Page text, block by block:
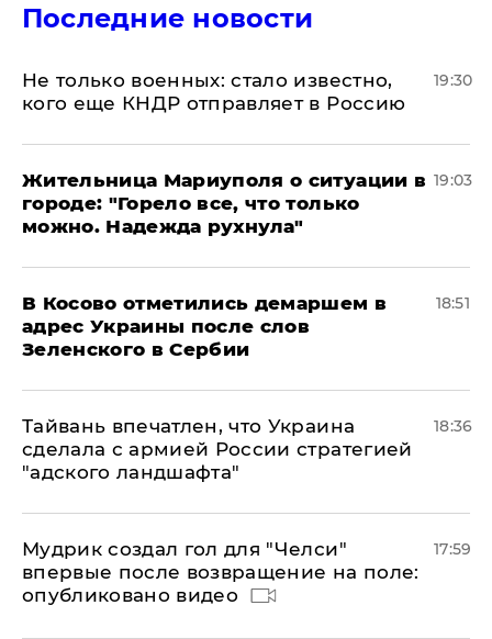
Последние новости
Не только военных: стало известно,
кого еще КНДР отправляет в Россию
19:30
Жительница Мариуполя о ситуации в
городе: "Горело все, что только
можно. Надежда рухнула"
19:03
В Косово отметились демаршем в
адрес Украины после слов
Зеленского в Сербии
18:51
Тайвань впечатлен, что Украина
сделала с армией России стратегией
"адского ландшафта"
18:36
Мудрик создал гол для "Челси"
впервые после возвращение на поле:
опубликовано видео
17:59